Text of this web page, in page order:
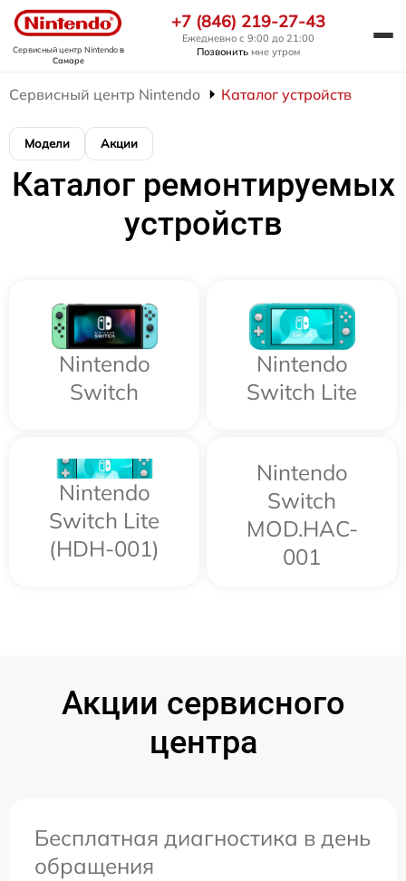
Сервисный центр Nintendoв
Самаре
+7 (846) 219-27-43
Ежедневно с 9:00 до 21:00
Позвонить мне утром
Сервисный центр Nintendo Каталог устройств
Модели Акции
Каталог ремонтируемых
устройств
Nintendo
Switch
Nintendo
Switch Lite
Nintendo
Switch Lite
(HDH-001)
Nintendo
Switch
MOD.HAC-
001
Акции сервисного
центра
Бесплатная диагностика в день
обращения